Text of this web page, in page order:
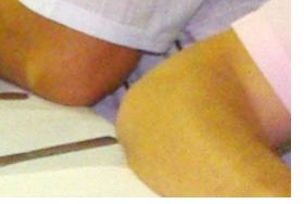
budgétaire
municipaux